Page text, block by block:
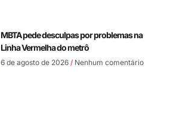
MBTA pede desculpas por problemas na
Linha Vermelha do metrô
6 de agosto de 2026 Nenhum comentário